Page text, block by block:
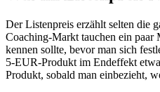
Der Listenpreis erzählt selten die
Coaching-Markt tauchen ein paar
kennen sollte, bevor man sich
5-EUR-Produkt im Endeffekt
Produkt, sobald man einbezieht,